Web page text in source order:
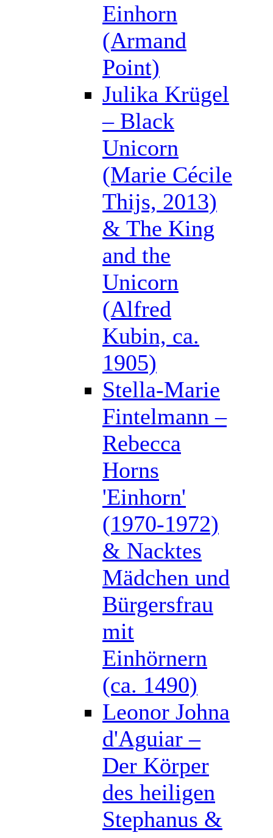
Einhorn
(Armand
Point)
Julika Krügel
– Black
Unicorn
(Marie Cécile
Thijs, 2013)
& The King
and the
Unicorn
(Alfred
Kubin, ca.
1905)
Stella-Marie
Fintelmann –
Rebecca
Horns
'Einhorn'
(1970-1972)
& Nacktes
Mädchen und
Bürgersfrau
mit
Einhörnern
(ca. 1490)
Leonor Johna
d'Aguiar –
Der Körper
des heiligen
Stephanus &